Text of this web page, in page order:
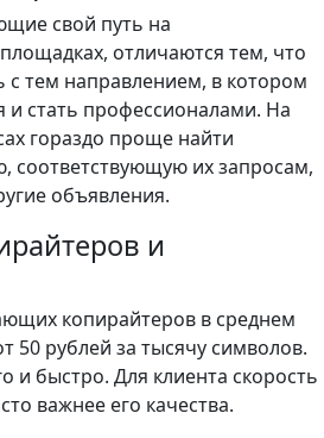
свой путь на
отличаются тем, что
с тем направлением, в котором
и стать профессионалами. На
гораздо проще найти
соответствующую их запросам,
объявления.
и
копирайтеров в среднем
50 рублей за тысячу символов.
и быстро. Для клиента скорость
важнее его качества.